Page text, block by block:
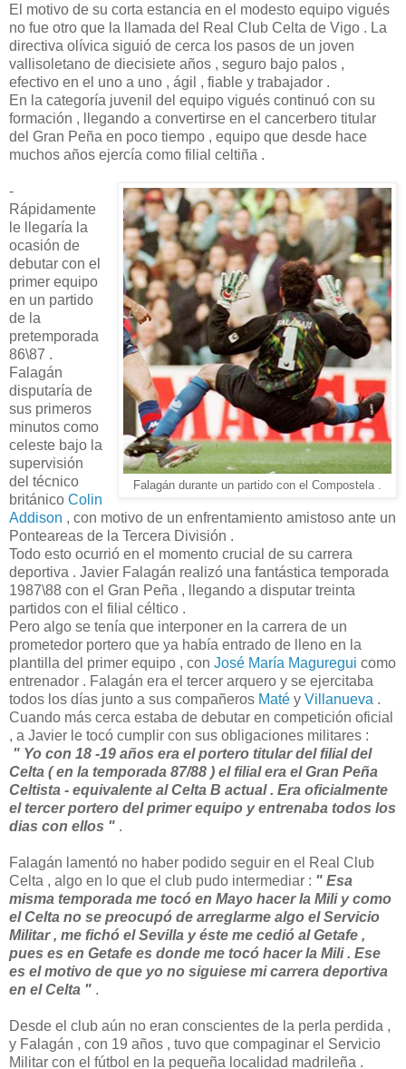
El motivo de su corta estancia en el modesto equipo vigués
no fue otro que la llamada del Real Club Celta de Vigo . La
directiva olívica siguió de cerca los pasos de un joven
vallisoletano de diecisiete años , seguro bajo palos ,
efectivo en el uno a uno , ágil , fiable y trabajador .
En la categoría juvenil del equipo vigués continuó con su
formación , llegando a convertirse en el cancerbero titular
del Gran Peña en poco tiempo , equipo que desde hace
muchos años ejercía como filial celtiña .
Falagán durante un partido con el Compostela .
-
Rápidamente
le llegaría la
ocasión de
debutar con el
primer equipo
en un partido
de la
pretemporada
86\87 .
Falagán
disputaría de
sus primeros
minutos como
celeste bajo la
supervisión
del técnico
británico Colin
Addison , con motivo de un enfrentamiento amistoso ante un
Ponteareas de la Tercera División .
Todo esto ocurrió en el momento crucial de su carrera
deportiva . Javier Falagán realizó una fantástica temporada
1987\88 con el Gran Peña , llegando a disputar treinta
partidos con el filial céltico .
Pero algo se tenía que interponer en la carrera de un
prometedor portero que ya había entrado de lleno en la
plantilla del primer equipo , con José María Maguregui como
entrenador . Falagán era el tercer arquero y se ejercitaba
todos los días junto a sus compañeros Maté y Villanueva .
Cuando más cerca estaba de debutar en competición oficial
, a Javier le tocó cumplir con sus obligaciones militares :
" Yo con 18 -19 años era el portero titular del filial del
Celta ( en la temporada 87/88 ) el filial era el Gran Peña
Celtista - equivalente al Celta B actual . Era oficialmente
el tercer portero del primer equipo y entrenaba todos los
dias con ellos " .
Falagán lamentó no haber podido seguir en el Real Club
Celta , algo en lo que el club pudo intermediar : " Esa
misma temporada me tocó en Mayo hacer la Mili y como
el Celta no se preocupó de arreglarme algo el Servicio
Militar , me fichó el Sevilla y éste me cedió al Getafe ,
pues es en Getafe es donde me tocó hacer la Mili . Ese
es el motivo de que yo no siguiese mi carrera deportiva
en el Celta " .
Desde el club aún no eran conscientes de la perla perdida ,
y Falagán , con 19 años , tuvo que compaginar el Servicio
Militar con el fútbol en la pequeña localidad madrileña .